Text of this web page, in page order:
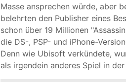
Masse ansprechen würde, aber
belehrten den Publisher eines
schon über 19 Millionen
die DS-, PSP- und iPhone-
Denn wie Ubisoft verkündete,
als irgendein anderes Spiel in